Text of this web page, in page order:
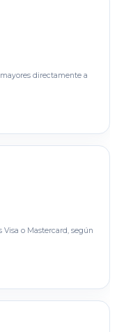
directamente a
o Mastercard, según